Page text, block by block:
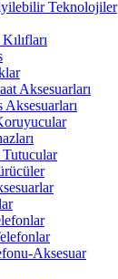
Teknolojiler
Aksesuarları
Aksesuarları
Aksesuar